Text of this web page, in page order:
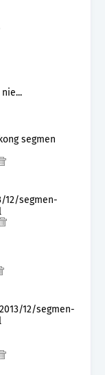
segmen
12/segmen-
12/segmen-